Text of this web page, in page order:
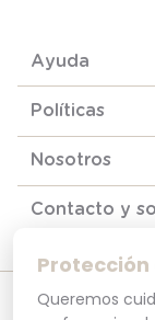
Protección
Queremos
Ayuda
Políticas
Nosotros
Contacto y
© 2025. Todos los
Por tu seguridad,